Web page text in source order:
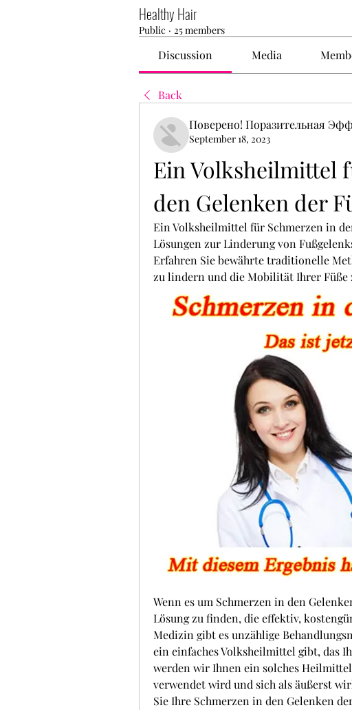
Healthy Hair
Public · 25 members
Discussion Media
Back
Поверено! Поразительная
September 18, 2023
Ein Volksheilmittel
den Gelenken der
Ein Volksheilmittel für Schmerzen in
Lösungen zur Linderung von
Erfahren Sie bewährte traditionelle
zu lindern und die Mobilität Ihrer Füße
Wenn es um Schmerzen in den
Lösung zu finden, die effektiv,
Medizin gibt es unzählige
ein einfaches Volksheilmittel gibt, das
werden wir Ihnen ein solches
verwendet wird und sich als äußerst
Sie Ihre Schmerzen in den Gelenken